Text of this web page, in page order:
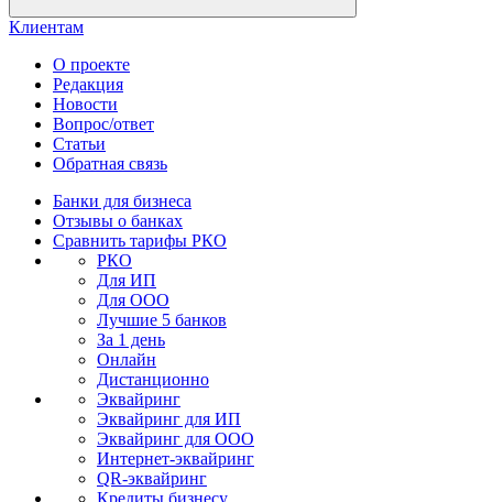
Клиентам
О проекте
Редакция
Новости
Вопрос/ответ
Статьи
Обратная связь
Банки для бизнеса
Отзывы о банках
Сравнить тарифы РКО
РКО
Для ИП
Для ООО
Лучшие 5 банков
За 1 день
Онлайн
Дистанционно
Эквайринг
Эквайринг для ИП
Эквайринг для ООО
Интернет-эквайринг
QR-эквайринг
Кредиты бизнесу